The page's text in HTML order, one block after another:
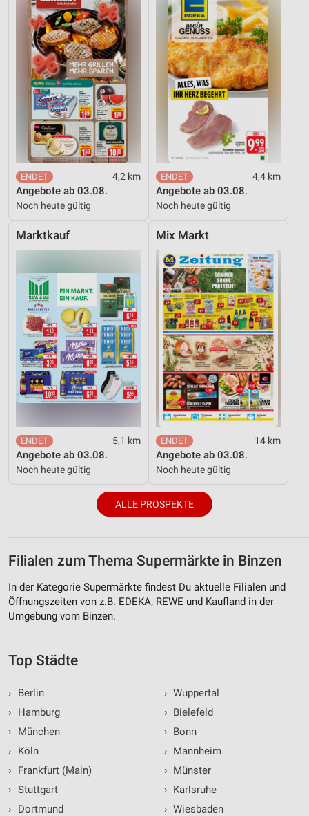
4,2 km
Angebote ab 03.08.
Noch heute gültig
4,4 km
Angebote ab 03.08.
Noch heute gültig
Marktkauf
5,1 km
Angebote ab 03.08.
Noch heute gültig
Mix Markt
14 km
Angebote ab 03.08.
Noch heute gültig
ALLE PROSPEKTE
Filialen zum Thema Supermärkte in Binzen
In der Kategorie Supermärkte findest Du aktuelle Filialen und
Öffnungszeiten von z.B. EDEKA, REWE und Kaufland in der
Umgebung vom Binzen.
Top Städte
›
Berlin
›
Hamburg
›
München
›
Köln
›
Frankfurt (Main)
› Stuttgart
›
Dortmund
› Wuppertal
› Bielefeld
› Bonn
› Mannheim
› Münster
› Karlsruhe
› Wiesbaden